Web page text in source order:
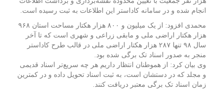
انجام شده و در سامانه کاداستر این اطلاعات به ثبت رسیده است.
محمدی افزود: از یک میلیون و ۸۰۰ هزار هکتار مساحت استان ۹۶۸
هزار هکتار اراضی ملی و مابقی زراعی و شهری است که تا آخر
سال ۹۸ تنها ۲۸۷ هزار هکتار اراضی ملی در قالب طرح کاداستر
منجر به صدور اسناد تک برگی شده بود.
وی بیان کرد: از هموطنان انتظار داریم هر چه سریع‌تر اسناد قدیمی
و مجلد که در دستشان است، به ثبت اسناد تحویل داده و در کمترین
زمان اسناد تک برگی معتبر دریافت کنند.